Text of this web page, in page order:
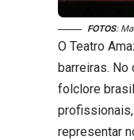
FOTOS:
O Teatro
barreiras. No
folclore
representar